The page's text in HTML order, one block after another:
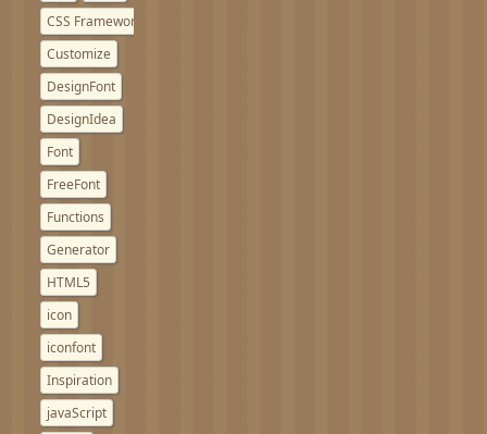
CSS Framework
Customize
DesignFont
DesignIdea
Font
FreeFont
Functions
Generator
HTML5
icon
iconfont
Inspiration
javaScript